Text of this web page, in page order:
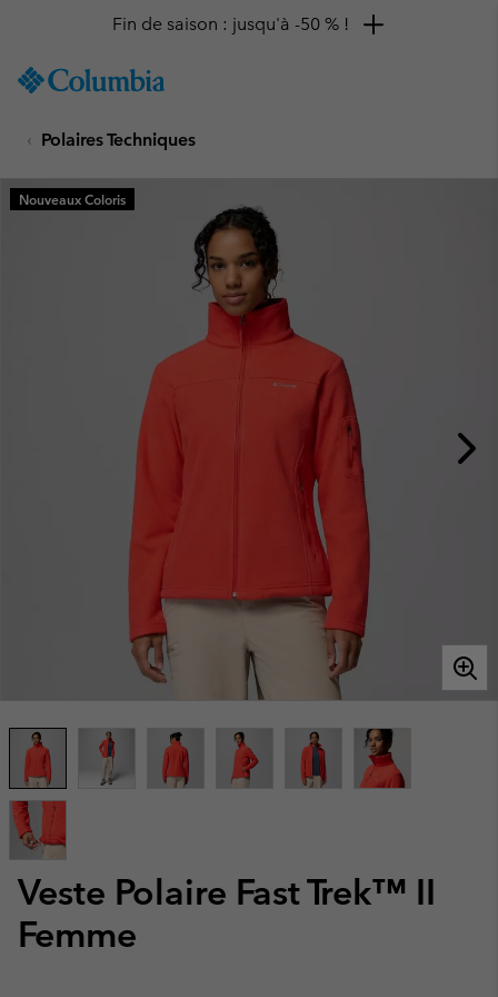
TO
SKIP
MAIN
NAV
Fin de saison : jusqu'à -50 % !
Polaires Techniques
Veste Polaire Fast Trek™ II
Femme
Nouveaux Coloris